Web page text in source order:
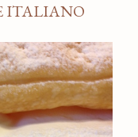
ITALIANO